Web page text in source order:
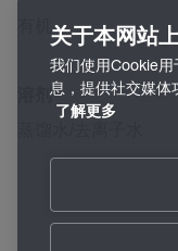
溶剂
关于本网站
我们使用Cookie
息，提供社交媒体
了解更多